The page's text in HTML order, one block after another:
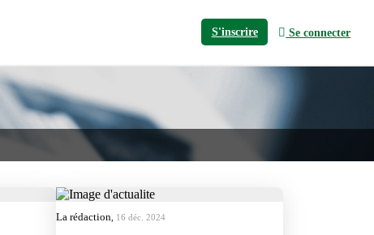
S'inscrire Se connecter
La rédaction 16 déc. 2024